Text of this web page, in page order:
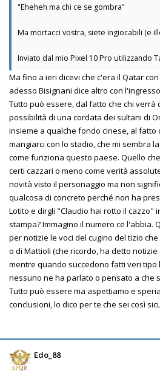
"Eheheh ma chi ce se gombra"
Ma mortacci vostra, siete ingiocabili (e
Inviato dal mio Pixel 10 Pro utilizzando
Ma fino a ieri dicevi che c'era il Qatar
adesso Bisignani dice altro con
Tutto può essere, dal fatto che chi verrà
possibilità di una cordata dei sultani di
insieme a qualche fondo cinese, al fatto
mangiarci con lo stadio, che mi sembra
come funziona questo paese. Quello
certi cazzari o meno come verità
novità visto il personaggio ma non
qualcosa di concreto perché non ha
Lotito e dirgli "Claudio hai rotto il cazzo"
stampa? Immagino il numero ce l'abbia.
per notizie le voci del cugino del tizio
o di Mattioli (che ricordo, ha detto
mentre quando succedono fatti veri tipo
nessuno ne ha parlato o pensato a che
Tutto può essere ma aspettiamo e
conclusioni, lo dico per te che sei così
Edo_88